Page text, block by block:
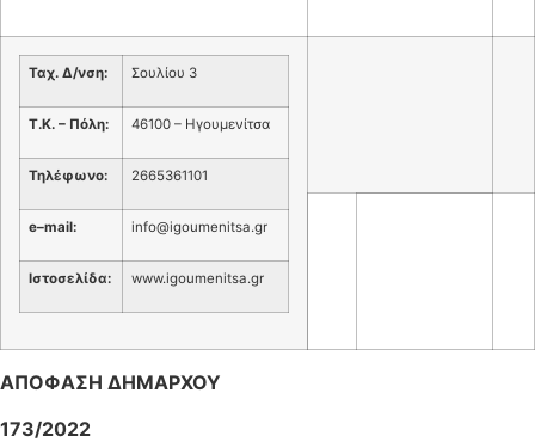
Ταχ. Δ/νση: Σουλίου 3
Τ.Κ. – Πόλη: 46100 – Ηγουμενίτσα
Τηλέφωνο: 2665361101
e–mail: info@igoumenitsa.gr
Ιστοσελίδα: www.igoumenitsa.gr
ΑΠΟΦΑΣΗ ΔΗΜΑΡΧΟΥ
173/2022